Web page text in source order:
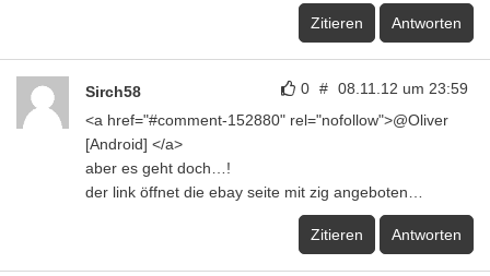
Zitieren Antworten
0 # 08.11.12 um 23:59
Sirch58
<a href="#comment-152880" rel="nofollow">@Oliver
[Android] </a>
aber es geht doch…!
der link öffnet die ebay seite mit zig angeboten…
Zitieren Antworten